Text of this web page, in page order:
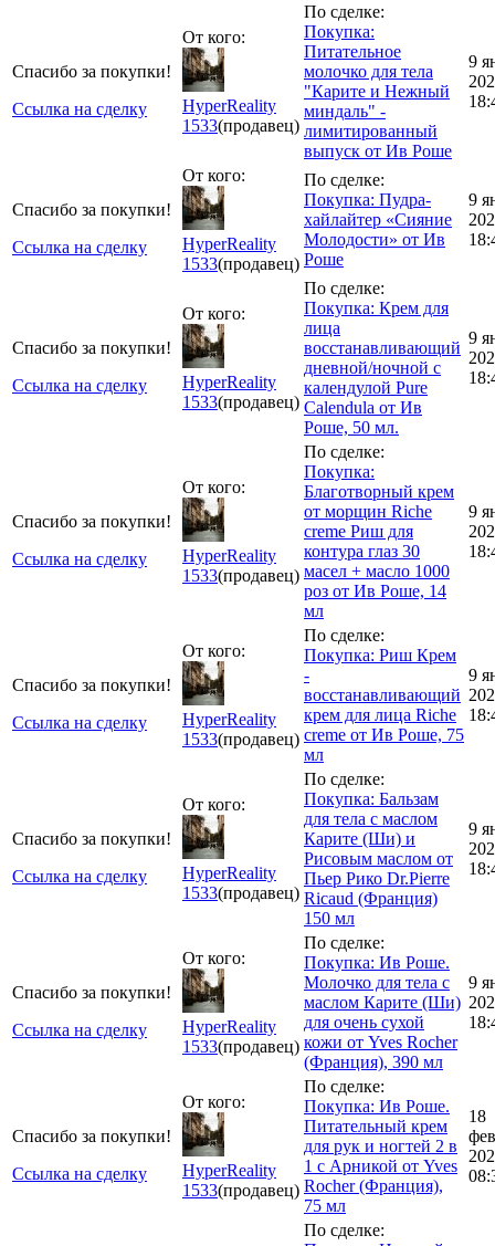
Спасибо за покупки!
Ссылка на сделку
От кого:
HyperReality
1533(продавец)
По сделке:
Покупка:
Питательное
молочко для тела
"Карите и Нежный
миндаль" -
лимитированный
выпуск от Ив Роше
9
Спасибо за покупки!
Ссылка на сделку
От кого:
HyperReality
1533(продавец)
По сделке:
Покупка: Пудра-
хайлайтер «Сияние
Молодости» от Ив
Роше
9
Спасибо за покупки!
Ссылка на сделку
От кого:
HyperReality
1533(продавец)
По сделке:
Покупка: Крем для
лица
восстанавливающий
дневной/ночной с
календулой Pure
Calendula от Ив
Роше, 50 мл.
9
Спасибо за покупки!
Ссылка на сделку
От кого:
HyperReality
1533(продавец)
По сделке:
Покупка:
Благотворный крем
от морщин Riche
creme Риш для
контура глаз 30
масел + масло 1000
роз от Ив Роше, 14
мл
9
Спасибо за покупки!
Ссылка на сделку
От кого:
HyperReality
1533(продавец)
По сделке:
Покупка: Риш Крем
-
восстанавливающий
крем для лица Riche
creme от Ив Роше, 75
мл
9
Спасибо за покупки!
Ссылка на сделку
От кого:
HyperReality
1533(продавец)
По сделке:
Покупка: Бальзам
для тела с маслом
Карите (Ши) и
Рисовым маслом от
Пьер Рико Dr.Pierre
Ricaud (Франция)
150 мл
9
Спасибо за покупки!
Ссылка на сделку
От кого:
HyperReality
1533(продавец)
По сделке:
Покупка: Ив Роше.
Молочко для тела с
маслом Карите (Ши)
для очень сухой
кожи от Yves Rocher
(Франция), 390 мл
9
Спасибо за покупки!
Ссылка на сделку
От кого:
HyperReality
1533(продавец)
По сделке:
Покупка: Ив Роше.
Питательный крем
для рук и ногтей 2 в
1 с Арникой от Yves
Rocher (Франция),
75 мл
18
фев
По сделке: